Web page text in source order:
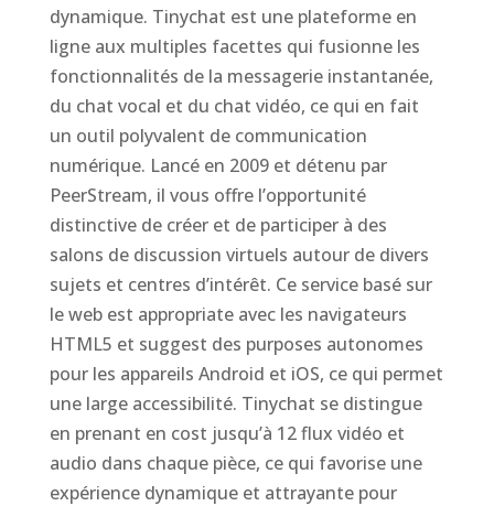
dynamique. Tinychat est une plateforme en
ligne aux multiples facettes qui fusionne les
fonctionnalités de la messagerie instantanée,
du chat vocal et du chat vidéo, ce qui en fait
un outil polyvalent de communication
numérique. Lancé en 2009 et détenu par
PeerStream, il vous offre l’opportunité
distinctive de créer et de participer à des
salons de discussion virtuels autour de divers
sujets et centres d’intérêt. Ce service basé sur
le web est appropriate avec les navigateurs
HTML5 et suggest des purposes autonomes
pour les appareils Android et iOS, ce qui permet
une large accessibilité. Tinychat se distingue
en prenant en cost jusqu’à 12 flux vidéo et
audio dans chaque pièce, ce qui favorise une
expérience dynamique et attrayante pour